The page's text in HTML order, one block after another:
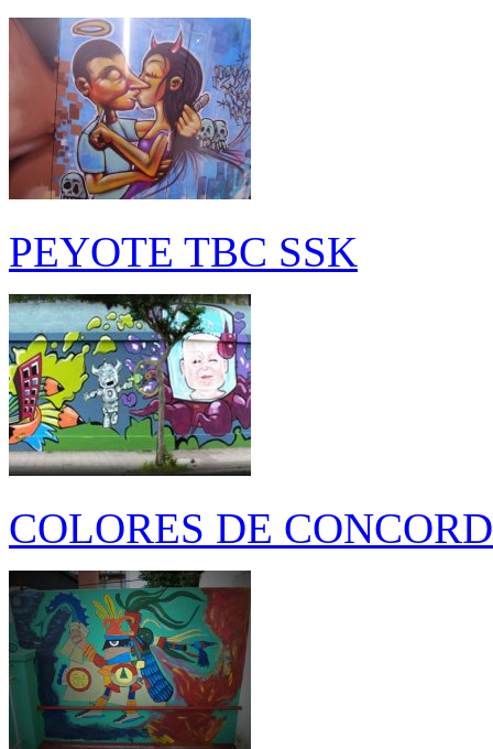
PEYOTE TBC SSK
COLORES DE